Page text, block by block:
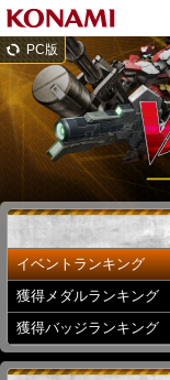
PC版
イベントランキング
獲得メダルランキング
獲得バッジランキング